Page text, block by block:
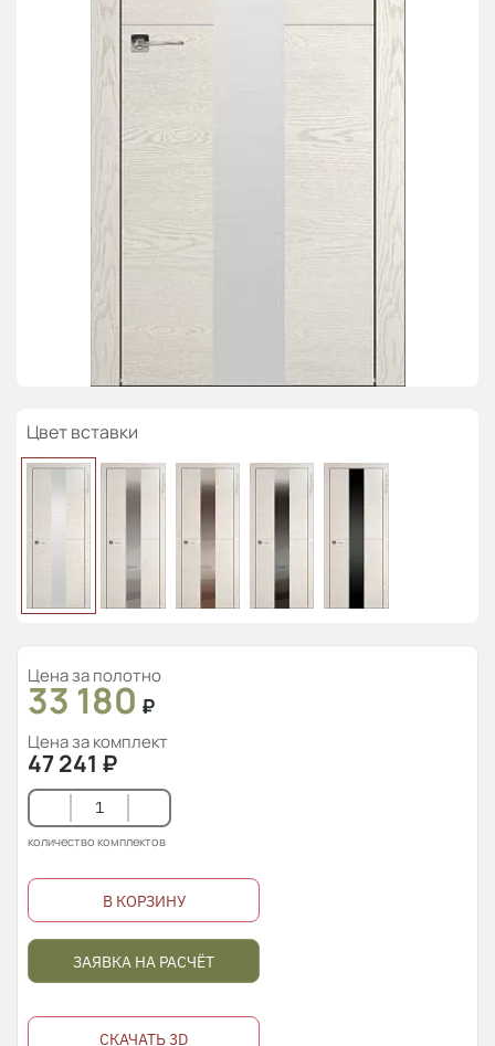
Цвет вставки
Цена за полотно
33 180 ₽
Цена за комплект
47 241 ₽
количество комплектов
В КОРЗИНУ
ЗАЯВКА НА РАСЧЁТ
СКАЧАТЬ 3D